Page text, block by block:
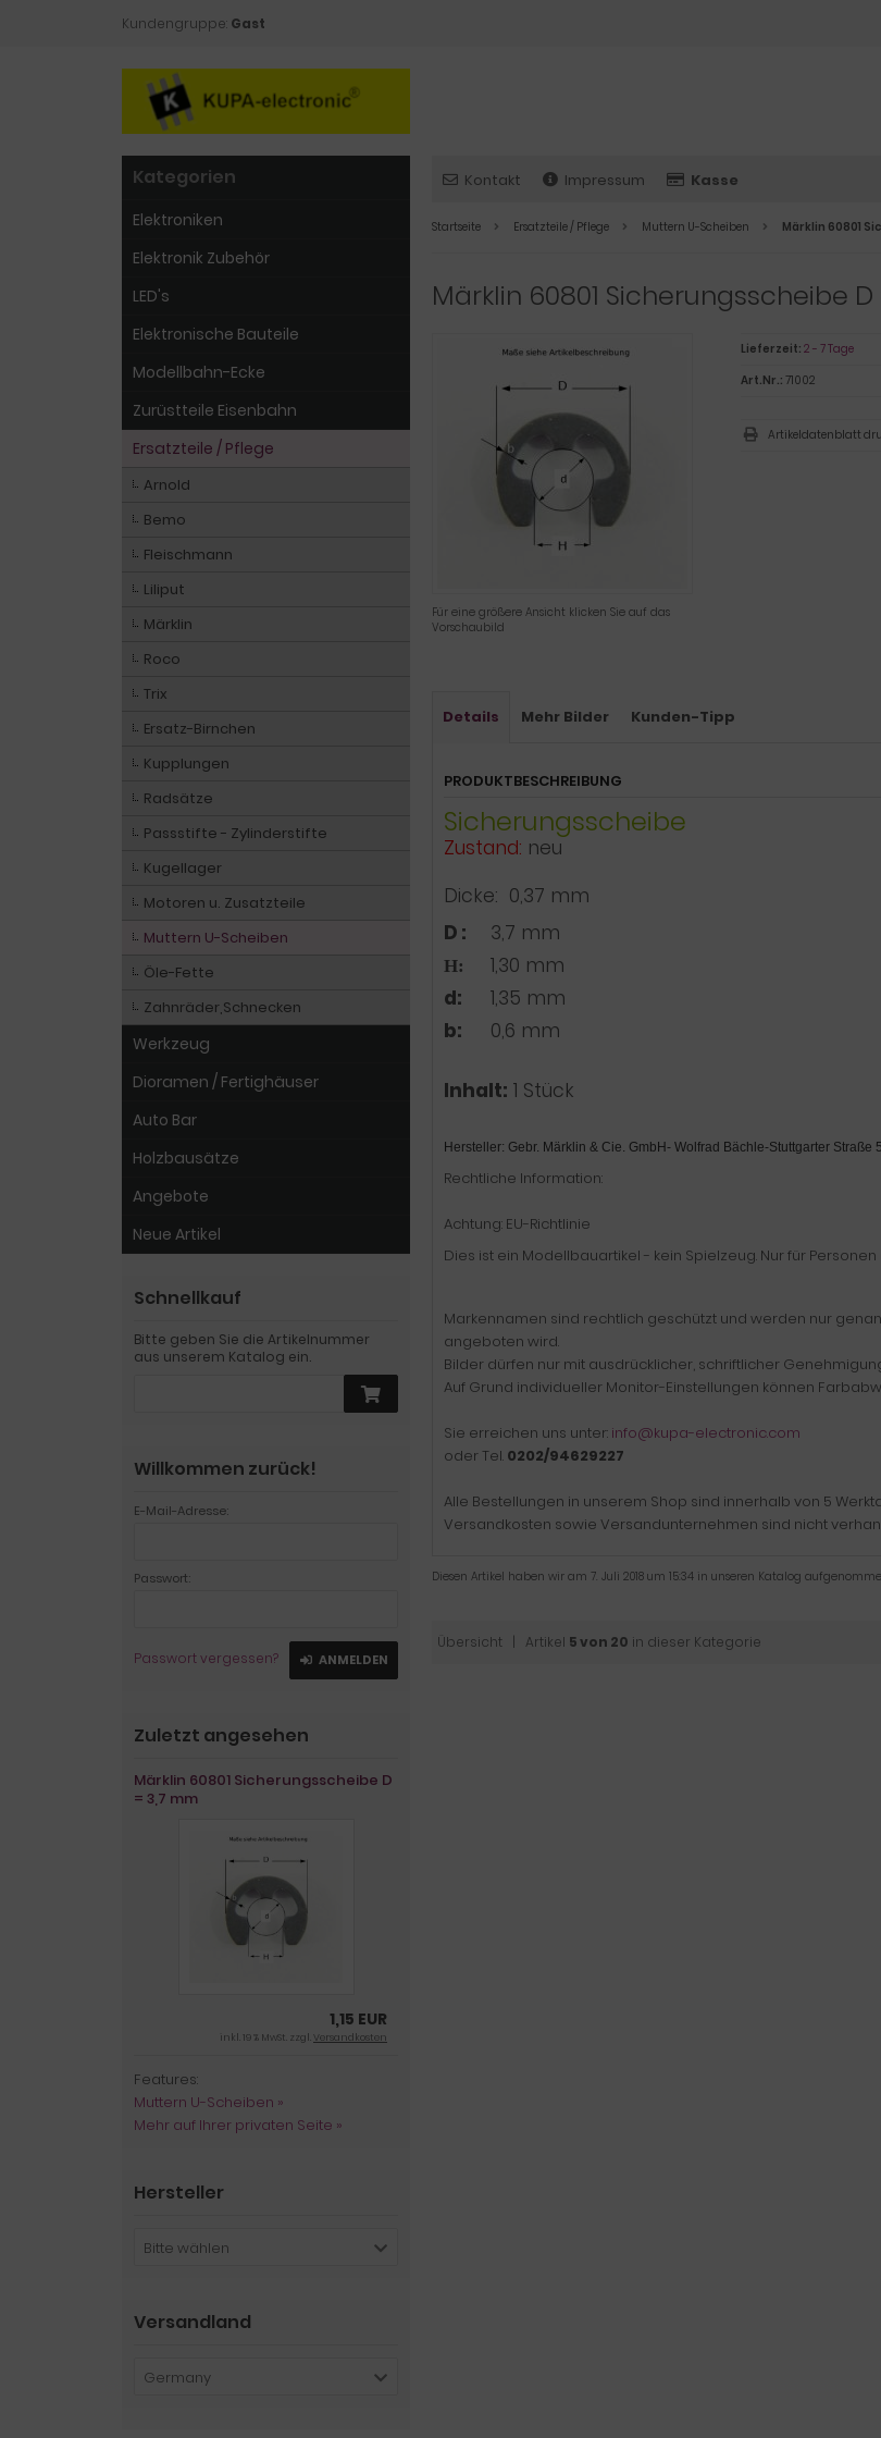
Kundengruppe: Gast
Kontakt Impressum Kasse
Startseite Ersatzteile / Pflege Muttern U-Scheiben Märklin 60801
Märklin 60801 Sicherungsscheibe
Für eine größere Ansicht klicken Sie auf das
Vorschaubild
Lieferzeit: 2 - 7 Tage
Art.Nr.: 71002
Artikeldatenblatt
Details Mehr Bilder Kunden-Tipp
PRODUKTBESCHREIBUNG
Sicherungsscheibe
Zustand: neu
Dicke: 0,37 mm
D : 3,7 mm
H:
1,30 mm
d:
1,35 mm
b: 0,6 mm
Inhalt: 1 Stück
Hersteller: Gebr. Märklin & Cie. GmbH- Wolfrad Bächle-Stuttgarter Straße
Rechtliche Information:
Achtung: EU-Richtlinie
Dies ist ein Modellbauartikel - kein Spielzeug. Nur für Personen
Markennamen sind rechtlich geschützt und werden nur
angeboten wird.
Bilder dürfen nur mit ausdrücklicher, schriftlicher
Auf Grund individueller Monitor-Einstellungen können
Sie erreichen uns unter: info@kupa-electronic.com
oder Tel. 0202/94629227
Alle Bestellungen in unserem Shop sind innerhalb von 5
Versandkosten sowie Versandunternehmen sind nicht
Diesen Artikel haben wir am 7. Juli 2018 um 15:34 in unseren Katalog
Übersicht | Artikel 5 von 20 in dieser Kategorie
Kategorien
Elektroniken
Elektronik Zubehör
LED's
Elektronische Bauteile
Modellbahn-Ecke
Zurüstteile Eisenbahn
Ersatzteile / Pflege
Arnold
Bemo
Fleischmann
Liliput
Märklin
Roco
Trix
Ersatz-Birnchen
Kupplungen
Radsätze
Passstifte - Zylinderstifte
Kugellager
Motoren u. Zusatzteile
Muttern U-Scheiben
Öle-Fette
Zahnräder,Schnecken
Werkzeug
Dioramen / Fertighäuser
Auto Bar
Holzbausätze
Angebote
Neue Artikel
Schnellkauf
Bitte geben Sie die Artikelnummer
aus unserem Katalog ein.
Willkommen zurück!
E-Mail-Adresse:
Passwort:
Passwort vergessen? ANMELDEN
Zuletzt angesehen
Märklin 60801 Sicherungsscheibe D
= 3,7 mm
1,15 EUR
inkl. 19 % MwSt. zzgl.Versandkosten
Features:
Muttern U-Scheiben »
Mehr auf Ihrer privaten Seite »
Hersteller
Bitte wählen
Versandland
Germany